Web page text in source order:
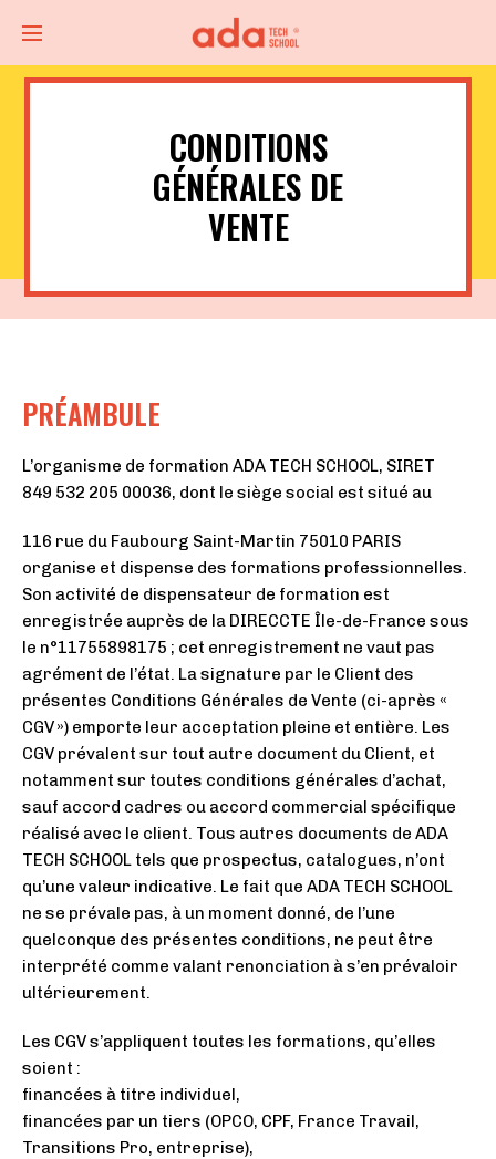
CONDITIONS
GÉNÉRALES DE
VENTE
PRÉAMBULE
L’organisme de formation ADA TECH SCHOOL, SIRET
849 532 205 00036, dont le siège social est situé au
116 rue du Faubourg Saint-Martin 75010 PARIS
organise et dispense des formations professionnelles.
Son activité de dispensateur de formation est
enregistrée auprès de la DIRECCTE Île-de-France sous
le n°11755898175 ; cet enregistrement ne vaut pas
agrément de l’état. La signature par le Client des
présentes Conditions Générales de Vente (ci-après «
CGV ») emporte leur acceptation pleine et entière. Les
CGV prévalent sur tout autre document du Client, et
notamment sur toutes conditions générales d’achat,
sauf accord cadres ou accord commercial spécifique
réalisé avec le client. Tous autres documents de ADA
TECH SCHOOL tels que prospectus, catalogues, n’ont
qu’une valeur indicative. Le fait que ADA TECH SCHOOL
ne se prévale pas, à un moment donné, de l’une
quelconque des présentes conditions, ne peut être
interprété comme valant renonciation à s’en prévaloir
ultérieurement.
Les CGV s’appliquent toutes les formations, qu’elles
soient :
financées à titre individuel,
financées par un tiers (OPCO, CPF, France Travail,
Transitions Pro, entreprise),